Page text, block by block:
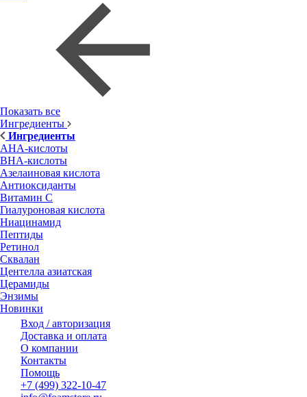
Показать все
Ингредиенты
Ингредиенты
AHA-кислоты
BHA-кислоты
Азелаиновая кислота
Антиоксиданты
Витамин С
Гиалуроновая кислота
Ниацинамид
Пептиды
Ретинол
Сквалан
Центелла азиатская
Церамиды
Энзимы
Новинки
Вход / авторизация
Доставка и оплата
О компании
Контакты
Помощь
+7 (499) 322-10-47